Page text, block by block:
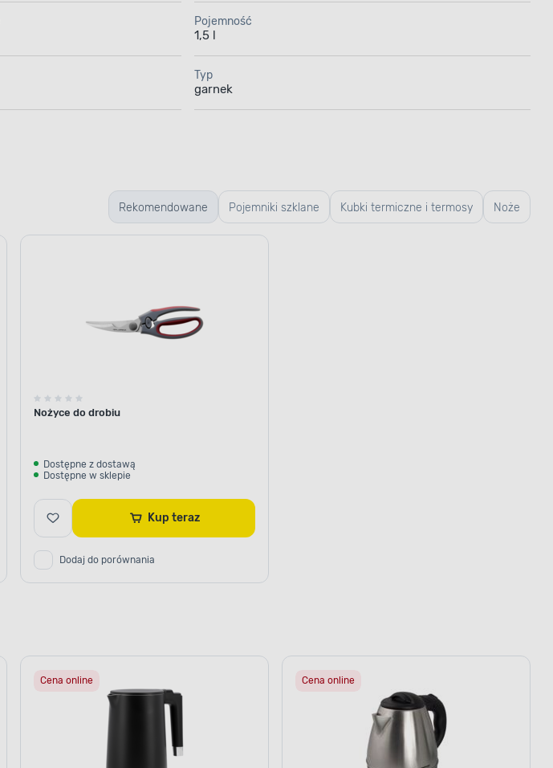
Pojemność
1,5 l
Typ
garnek
Rekomendowane Pojemniki szklane Kubki termiczne i termosy Noże
Nożyce do drobiu
Dostępne z dostawą
Dostępne w sklepie
Kup teraz
Dodaj do porównania
Cena online Cena online